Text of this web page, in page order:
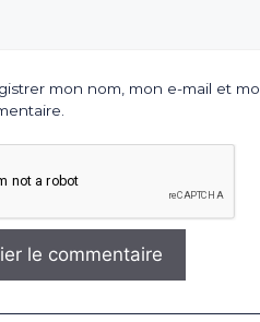
mon nom, mon e-mail et